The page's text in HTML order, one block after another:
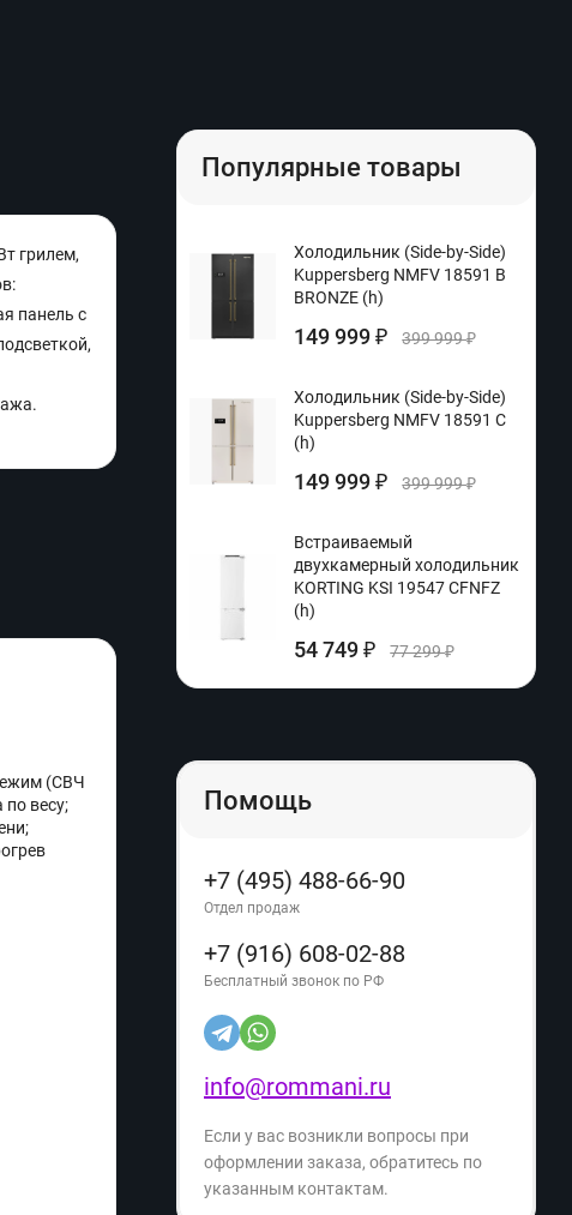
грилем,
панель с
(СВЧ
по весу;
Популярные товары
Холодильник (Side-by-Side)
Kuppersberg NMFV 18591 B
BRONZE (h)
149 999₽ 399 999₽
Холодильник (Side-by-Side)
Kuppersberg NMFV 18591 C
(h)
149 999₽ 399 999₽
Встраиваемый
двухкамерный холодильник
KORTING KSI 19547 CFNFZ
(h)
54 749₽ 77 299₽
Помощь
+7 (495) 488-66-90
Отдел продаж
+7 (916) 608-02-88
Бесплатный звонок по РФ
info@rommani.ru
Если у вас возникли вопросы при
оформлении заказа, обратитесь по
указанным контактам.